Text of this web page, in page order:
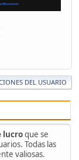
lucroque se
Todas las
valiosas.
DEL USUARIO